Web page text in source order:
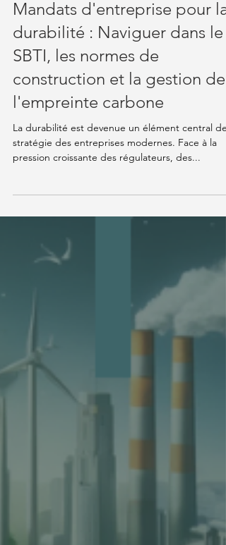
Knowledge Hub
Mandats d'entreprise pour la
durabilité : Naviguer dans le
SBTI, les normes de
construction et la gestion de
l'empreinte carbone
La durabilité est devenue un élément central de